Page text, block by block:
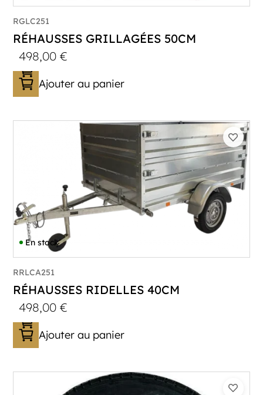
RGLC251
RÉHAUSSES GRILLAGÉES 50CM
498,00€
Ajouter au panier
En stock
RRLCA251
RÉHAUSSES RIDELLES 40CM
498,00€
Ajouter au panier